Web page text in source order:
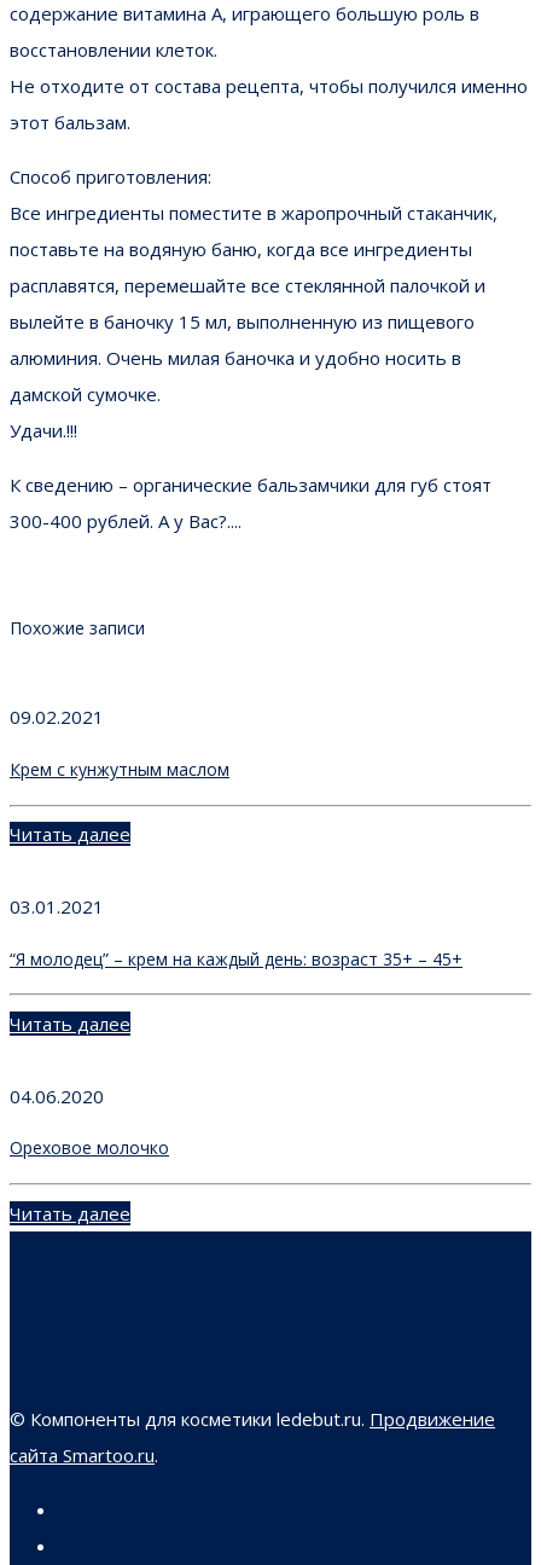
содержание витамина А, играющего большую роль в
восстановлении клеток.
Не отходите от состава рецепта, чтобы получился именно
этот бальзам.
Способ приготовления:
Все ингредиенты поместите в жаропрочный стаканчик,
поставьте на водяную баню, когда все ингредиенты
расплавятся, перемешайте все стеклянной палочкой и
вылейте в баночку 15 мл, выполненную из пищевого
алюминия. Очень милая баночка и удобно носить в
дамской сумочке.
Удачи.!!!
К сведению – органические бальзамчики для губ стоят
300-400 рублей. А у Вас?....
Похожие записи
09.02.2021
Крем с кунжутным маслом
Читать далее
03.01.2021
“Я молодец” – крем на каждый день: возраст 35+ – 45+
Читать далее
04.06.2020
Ореховое молочко
Читать далее
© Компоненты для косметики ledebut.ru. Продвижение
сайта Smartoo.ru.